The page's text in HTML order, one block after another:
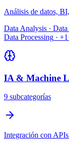
Análisis de datos,
Data Analysis ·
Data Processing · +1
IA & Machine
9 subcategorías
Integración con